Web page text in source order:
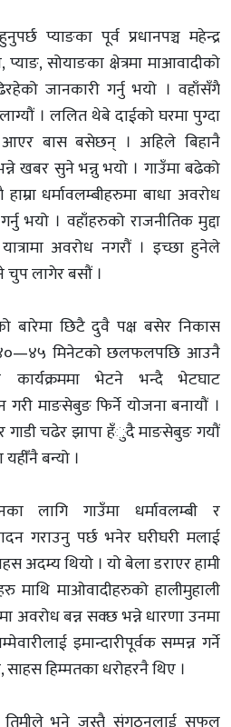
प्याङका पूर्व प्रधानपञ्च महेन्द्र
सोयाङका क्षेत्रमा माआवादीको
जानकारी गर्नु भयो । वहाँसँगै
। ललित थेबे दाईको घरमा पुग्दा
आएर बास बसेछन् । अहिले बिहानै
खबर सुने भन्नु भयो । गाउँमा बढेको
धर्मावलम्बीहरुमा बाधा अवरोध
भयो । वहाँहरुको राजनीतिक मुद्दा
अवरोध नगरौं । इच्छा हुनेले
चुप लागेर बसौं ।
बारेमा छिटै दुवै पक्ष बसेर निकास
४०—४५ मिनेटको छलफलपछि आउनै
कार्यक्रममा भेटने भन्दै भेटघाट
गरी माङसेबुङ फिर्ने योजना बनायौं ।
गाडी चढेर झापा हँुदै माङसेबुङ गयौं
बन्यो ।
लागि गाउँमा धर्मावलम्बी र
गराउनु पर्छ भनेर घरीघरी मलाई
अदम्य थियो । यो बेला डराएर हामी
माथि माओवादीहरुको हालीमुहाली
अवरोध बन्न सक्छ भन्ने धारणा उनमा
इमान्दारीपूर्वक सम्पन्न गर्ने
हिम्मतका धरोहरनै थिए ।